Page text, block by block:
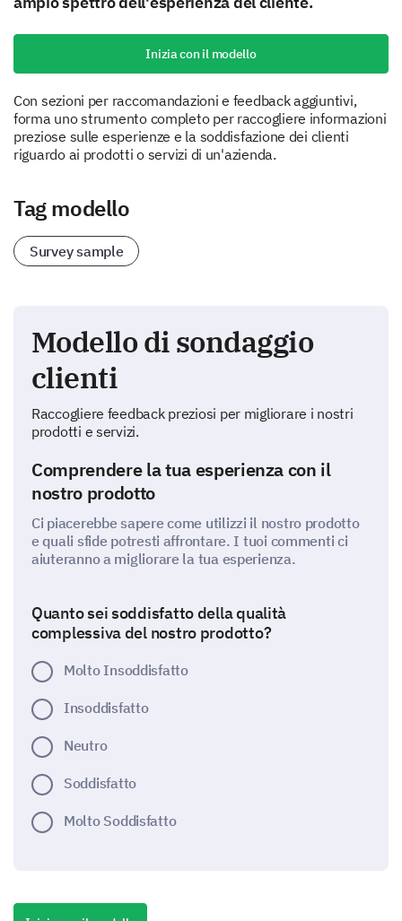
Inizia con il modello
Con sezioni per raccomandazioni e feedback aggiuntivi,
forma uno strumento completo per raccogliere informazioni
preziose sulle esperienze e la soddisfazione dei clienti
riguardo ai prodotti o servizi di un'azienda.
Tag modello
Survey sample
Modello di sondaggio
clienti
Raccogliere feedback preziosi per migliorare i nostri
prodotti e servizi.
Comprendere la tua esperienza con il
nostro prodotto
Ci piacerebbe sapere come utilizzi il nostro prodotto
e quali sfide potresti affrontare. I tuoi commenti ci
aiuteranno a migliorare la tua esperienza.
Quanto sei soddisfatto della qualità
complessiva del nostro prodotto?
Molto Insoddisfatto
Insoddisfatto
Neutro
Soddisfatto
Molto Soddisfatto
(Seleziona tutte quelle che si applicano)